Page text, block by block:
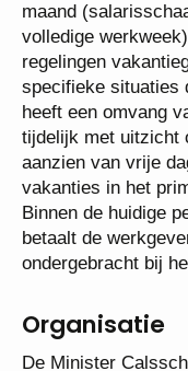
maand
volledige
regelingen
specifieke situaties
aanstelling heeft
aanstelling is
dienstverband. Ten
cao en volgen we
onderwijs van de
pensioenregeling in
werkgever 70% van
Organisatie